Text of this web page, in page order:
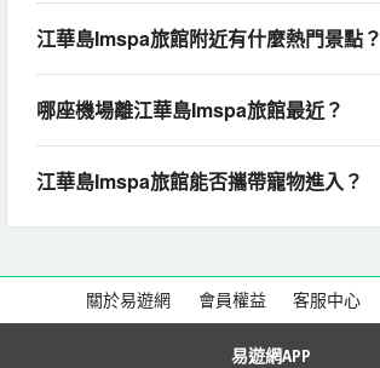
江華島Imspa旅館附近有什麼熱門景點？
哪座機場離江華島Imspa旅館最近？
江華島Imspa旅館能否攜帶寵物進入？
關於易遊網 會員權益 客服中心
易遊網APP